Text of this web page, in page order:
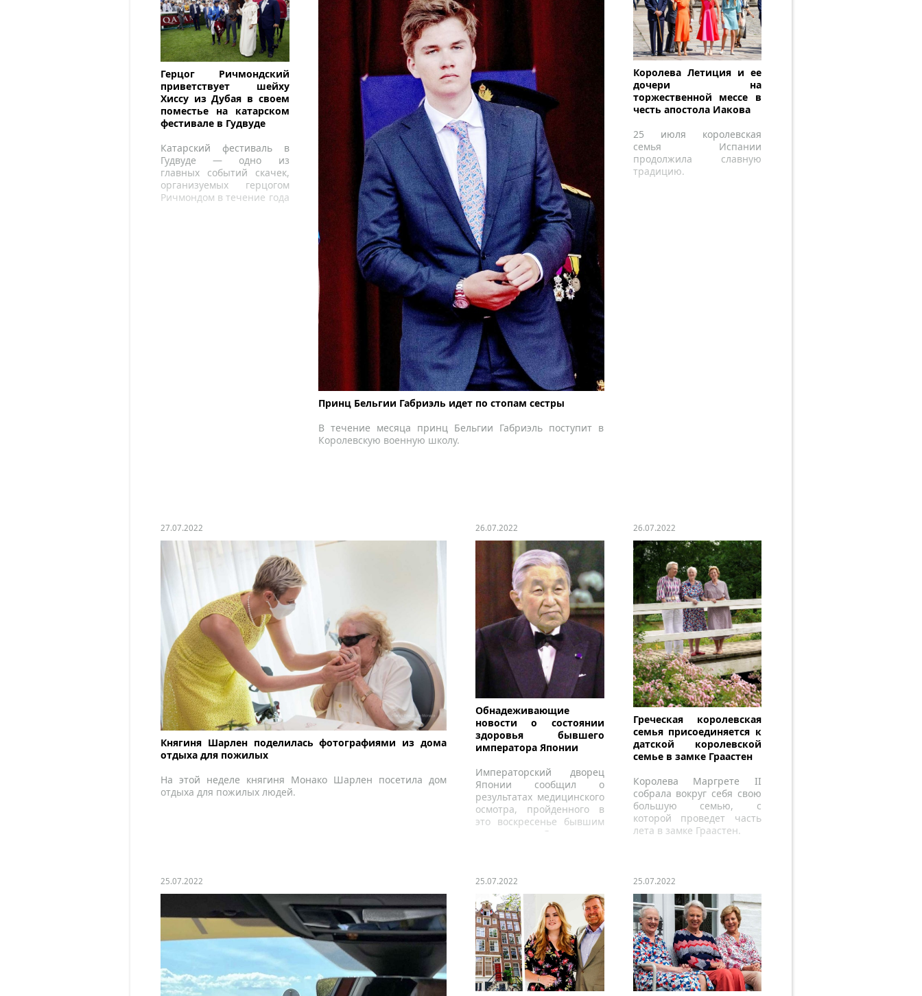
Герцог Ричмондский
приветствует шейху
Хиссу из Дубая в своем
поместье на катарском
фестивале в Гудвуде
Катарский фестиваль в
Гудвуде — одно из
главных событий скачек,
организуемых герцогом
Ричмондом в течение года
Принц Бельгии Габриэль идет по стопам сестры
В течение месяца принц Бельгии Габриэль поступит в
Королевскую военную школу.
27.07.2022
Княгиня Шарлен поделилась фотографиями из дома
отдыха для пожилых
На этой неделе княгиня Монако Шарлен посетила дом
отдыха для пожилых людей.
Королева Летиция и ее
дочери на
торжественной мессе в
честь апостола Иакова
25 июля королевская
семья Испании
продолжила славную
традицию.
26.07.2022
Обнадеживающие
новости о состоянии
здоровья бывшего
императора Японии
Императорский дворец
Японии сообщил о
результатах медицинского
осмотра, пройденного в
это воскресенье бывшим
императором Японии.
26.07.2022
Греческая королевская
семья присоединяется к
датской королевской
семье в замке Граастен
Королева Маргрете II
собрала вокруг себя свою
большую семью, с
которой проведет часть
лета в замке Граастен.
25.07.2022 25.07.2022 25.07.2022